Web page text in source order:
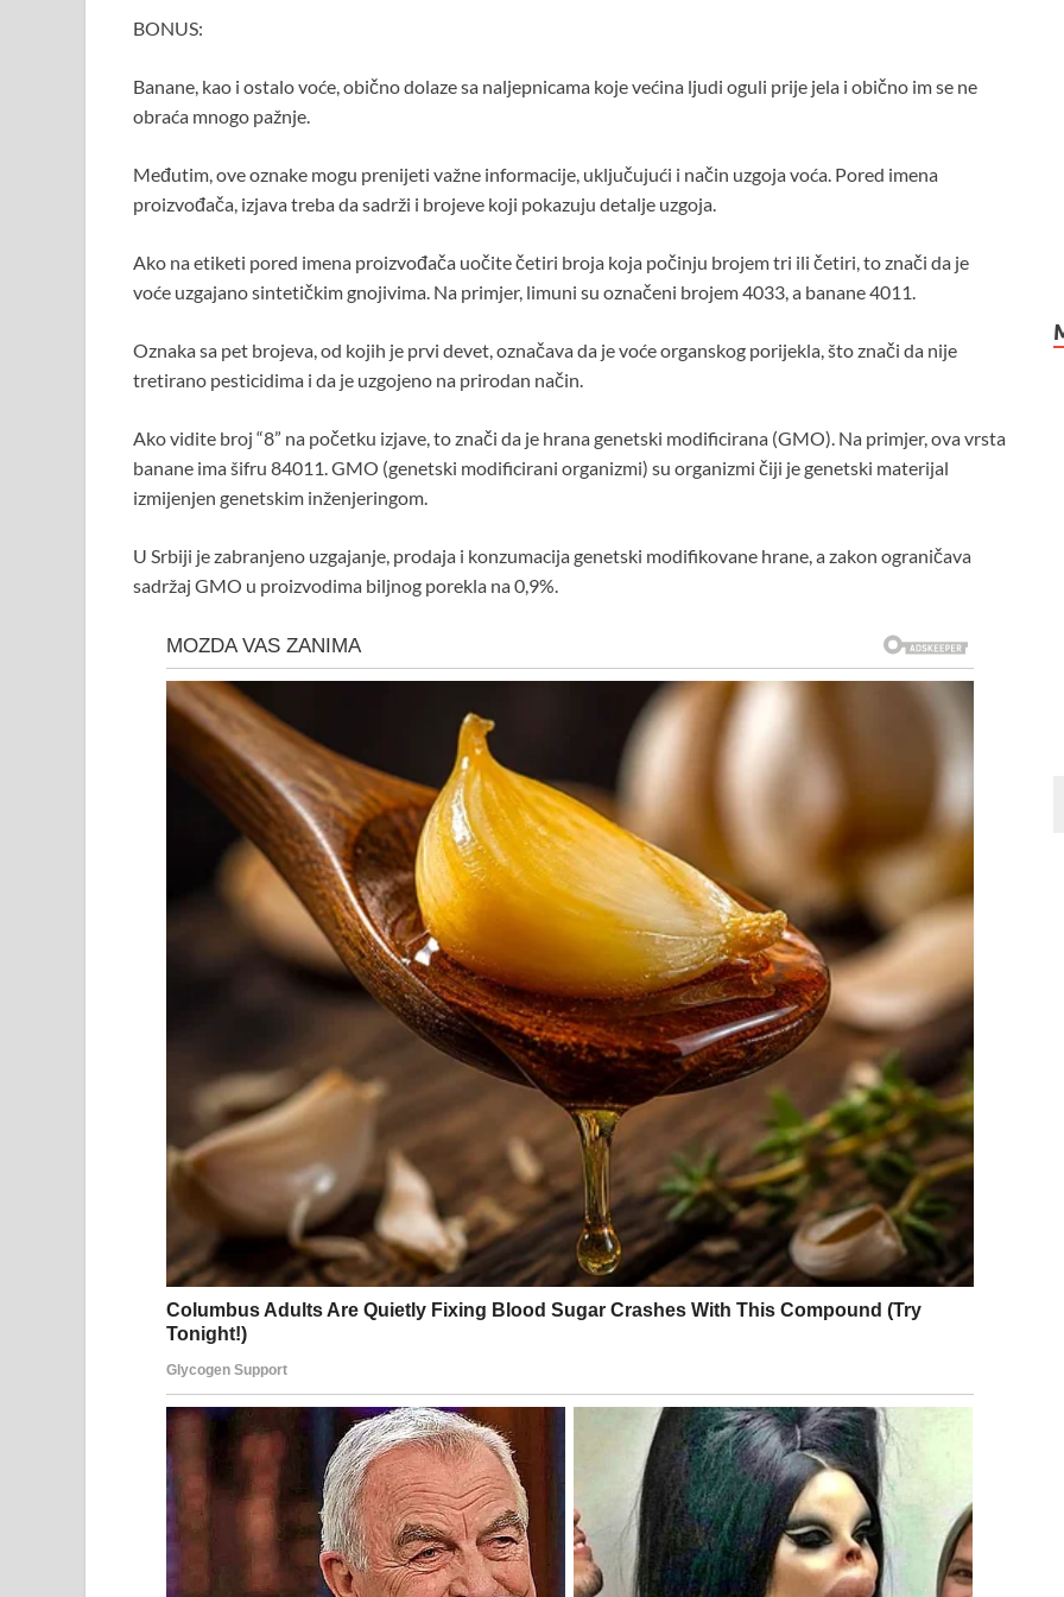
BONUS:
Banane, kao i ostalo voće, obično dolaze sa naljepnicama koje većina ljudi oguli prije jela i obično im se ne
obraća mnogo pažnje.
Međutim, ove oznake mogu prenijeti važne informacije, uključujući i način uzgoja voća. Pored imena
proizvođača, izjava treba da sadrži i brojeve koji pokazuju detalje uzgoja.
Ako na etiketi pored imena proizvođača uočite četiri broja koja počinju brojem tri ili četiri, to znači da je
voće uzgajano sintetičkim gnojivima. Na primjer, limuni su označeni brojem 4033, a banane 4011.
Oznaka sa pet brojeva, od kojih je prvi devet, označava da je voće organskog porijekla, što znači da nije
tretirano pesticidima i da je uzgojeno na prirodan način.
Ako vidite broj “8” na početku izjave, to znači da je hrana genetski modificirana (GMO). Na primjer, ova vrsta
banane ima šifru 84011. GMO (genetski modificirani organizmi) su organizmi čiji je genetski materijal
izmijenjen genetskim inženjeringom.
U Srbiji je zabranjeno uzgajanje, prodaja i konzumacija genetski modifikovane hrane, a zakon ograničava
sadržaj GMO u proizvodima biljnog porekla na 0,9%.